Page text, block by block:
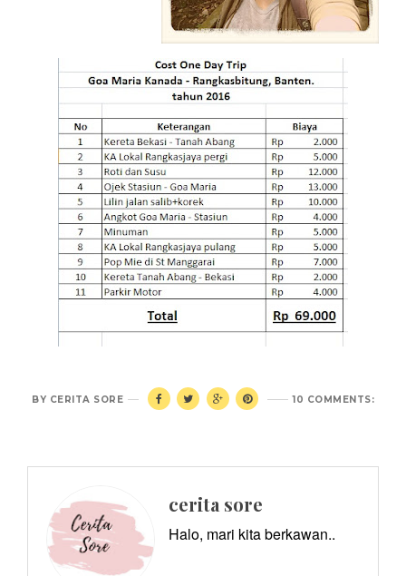
10 COMMENTS:
BY CERITA SORE
cerita sore
Halo, mari kita berkawan..